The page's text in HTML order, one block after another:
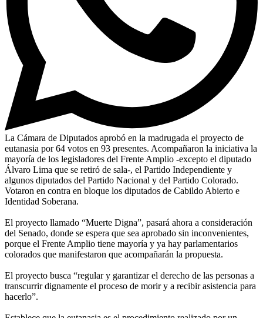
La Cámara de Diputados aprobó en la madrugada el proyecto de
eutanasia por 64 votos en 93 presentes. Acompañaron la iniciativa la
mayoría de los legisladores del Frente Amplio -excepto el diputado
Álvaro Lima que se retiró de sala-, el Partido Independiente y
algunos diputados del Partido Nacional y del Partido Colorado.
Votaron en contra en bloque los diputados de Cabildo Abierto e
Identidad Soberana.
El proyecto llamado “Muerte Digna”, pasará ahora a consideración
del Senado, donde se espera que sea aprobado sin inconvenientes,
porque el Frente Amplio tiene mayoría y ya hay parlamentarios
colorados que manifestaron que acompañarán la propuesta.
El proyecto busca “regular y garantizar el derecho de las personas a
transcurrir dignamente el proceso de morir y a recibir asistencia para
hacerlo”.